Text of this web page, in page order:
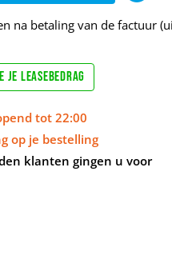
na betaling van de factuur
je leasebedrag
tot 22:00
op je bestelling
klanten gingen u voor